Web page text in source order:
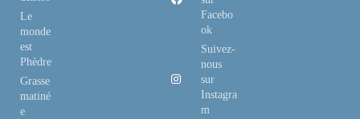
Le
monde
est
Phèdre
Grasse
matiné
e
Facebo
ok
Suivez-
nous
sur
Instagra
m